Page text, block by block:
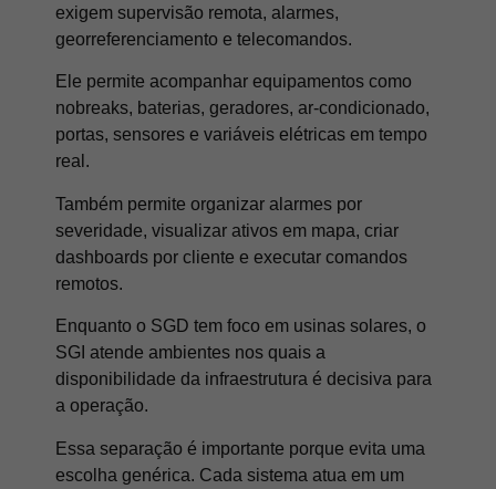
exigem supervisão remota, alarmes,
georreferenciamento e telecomandos.
Ele permite acompanhar equipamentos como
nobreaks, baterias, geradores, ar-condicionado,
portas, sensores e variáveis elétricas em tempo
real.
Também permite organizar alarmes por
severidade, visualizar ativos em mapa, criar
dashboards por cliente e executar comandos
remotos.
Enquanto o SGD tem foco em usinas solares, o
SGI atende ambientes nos quais a
disponibilidade da infraestrutura é decisiva para
a operação.
Essa separação é importante porque evita uma
escolha genérica. Cada sistema atua em um